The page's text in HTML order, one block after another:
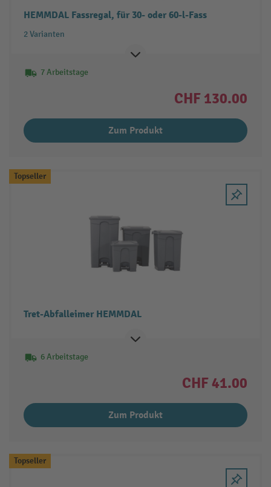
HEMMDAL Fassregal, für 30- oder 60-l-Fass
2 Varianten
7 Arbeitstage
CHF 130.00
Zum Produkt
Topseller
Tret-Abfalleimer HEMMDAL
6 Arbeitstage
CHF 41.00
Zum Produkt
Topseller